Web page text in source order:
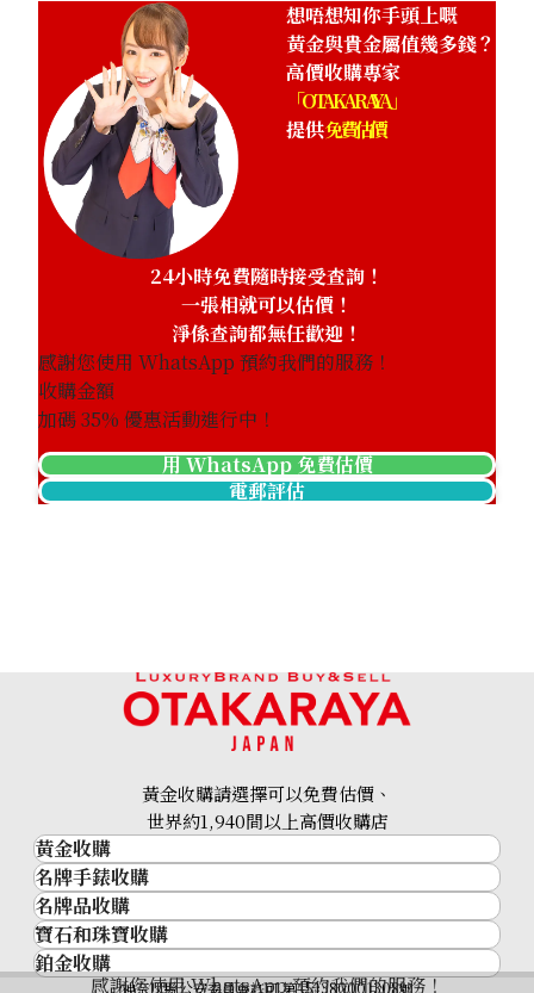
想唔想知你手頭上嘅
黃金與貴金屬值幾多錢？
高價收購專家
「OTAKARAYA」
提供免費估價
24小時免費隨時接受查詢！
一張相就可以估價！
淨係查詢都無任歡迎！
感謝您使用 WhatsApp 預約我們的服務！
收購金額
加碼35% 優惠活動進行中！
用 WhatsApp 免費估價
電郵評估
感謝您使用 WhatsApp 預約我們的服務！
黃金收購請選擇可以免費估價、
世界約1,940間以上高價收購店
黃金收購
黃金･金條
金條
金幣及銀幣
過去十年黃金價格
名牌手錶收購
名牌手錶收購
勞力士 (Rolex)
Patek Philippe
名牌品收購
名牌品收購
HERMES
寶石和珠寶收購
寶石和珠寶
鉑金收購
神奈川縣公安委員會許可 第451380001308號